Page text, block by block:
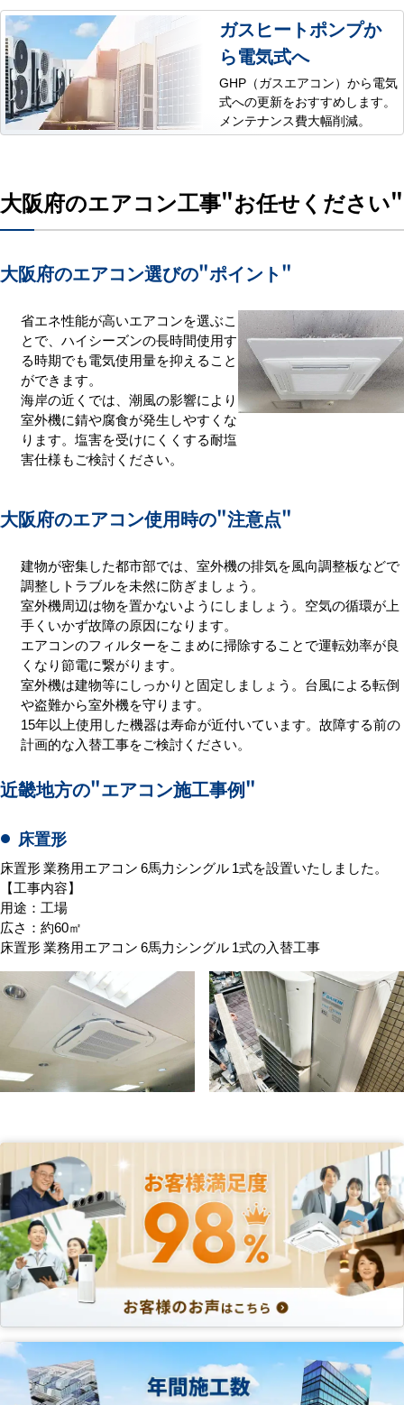
ガスヒートポンプか
ら電気式へ
GHP（ガスエアコン）から電気
式への更新をおすすめします。
メンテナンス費大幅削減。
大阪府のエアコン工事"お任せください"
大阪府のエアコン選びの"ポイント"
省エネ性能が高いエアコンを選ぶこ
とで、ハイシーズンの長時間使用す
る時期でも電気使用量を抑えること
ができます。
海岸の近くでは、潮風の影響により
室外機に錆や腐食が発生しやすくな
ります。塩害を受けにくくする耐塩
害仕様もご検討ください。
大阪府のエアコン使用時の"注意点"
建物が密集した都市部では、室外機の排気を風向調整板などで
調整しトラブルを未然に防ぎましょう。
室外機周辺は物を置かないようにしましょう。空気の循環が上
手くいかず故障の原因になります。
エアコンのフィルターをこまめに掃除することで運転効率が良
くなり節電に繋がります。
室外機は建物等にしっかりと固定しましょう。台風による転倒
や盗難から室外機を守ります。
15年以上使用した機器は寿命が近付いています。故障する前の
計画的な入替工事をご検討ください。
近畿地方の"エアコン施工事例"
床置形
床置形 業務用エアコン 6馬力シングル 1式を設置いたしました。
【工事内容】
用途：工場
広さ：約60㎡
床置形 業務用エアコン 6馬力シングル 1式の入替工事